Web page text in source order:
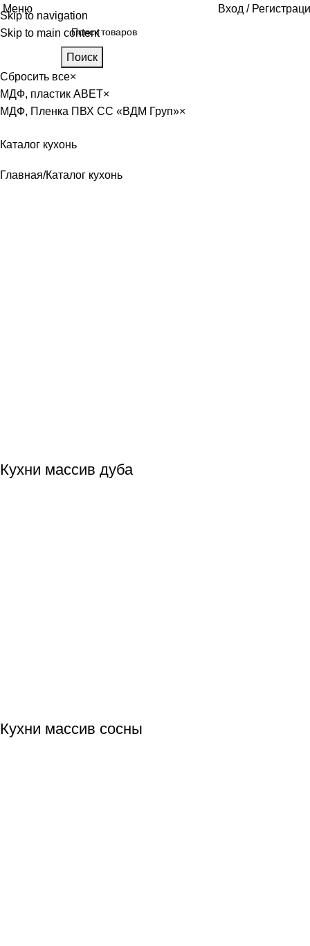
Skip to navigation
Skip to main content
Меню Вход /
Поиск
Сбросить все×
МДФ, пластик ABET×
МДФ, Пленка ПВХ CC «ВДМ Груп»×
Каталог кухонь
Главная Каталог кухонь
Кухни массив дуба
Кухни массив сосны